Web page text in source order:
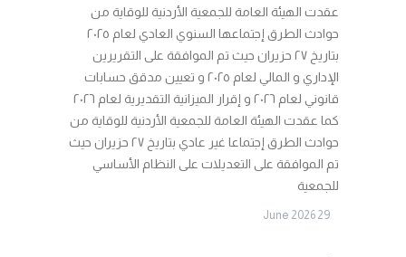
عقدت الهيئة العامة للجمعية الأردنية للوقاية من
حوادث الطرق إجتماعها السنوي العادي لعام ٢٠٢٥
بتاريخ ٢٧ حزيران حيث تم الموافقة على التقريرين
الإداري و المالي لعام ٢٠٢٥ و تعيين مدقق حسابات
قانوني لعام ٢٠٢٦ و إقرار الميزانية التقديرية لعام ٢٠٢٦
كما عقدت الهيئة العامة للجمعية الأردنية للوقاية من
حوادث الطرق إجتماعا غير عادي بتاريخ ٢٧ حزيران حيث
تم الموافقة على التعديلات على النظام الأساسي
للجمعية
29 June 2026